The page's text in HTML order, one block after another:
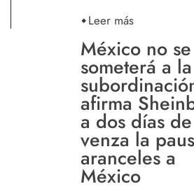
Leer más
México no se
someterá a la
afirma
a dos días
venza la
aranceles a
México